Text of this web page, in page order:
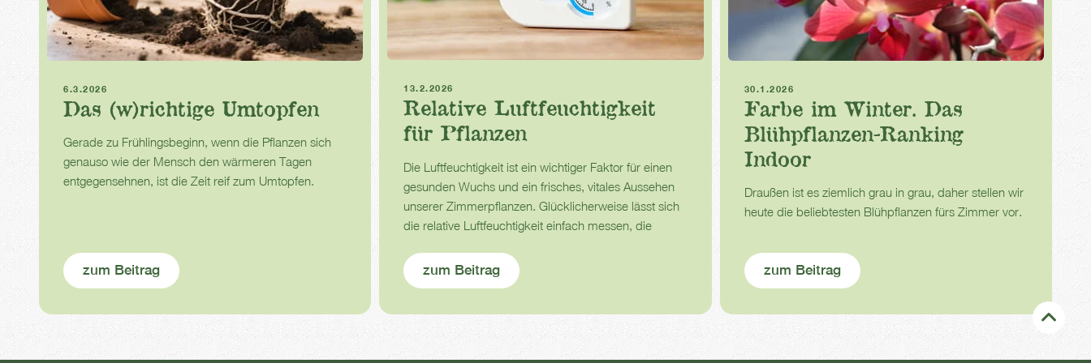
6.3.2026
Das (w)richtige Umtopfen
Gerade zu Frühlingsbeginn, wenn die Pflanzen sich
genauso wie der Mensch den wärmeren Tagen
entgegensehnen, ist die Zeit reif zum Umtopfen.
zum Beitrag
13.2.2026
Relative Luftfeuchtigkeit
für Pflanzen
Die Luftfeuchtigkeit ist ein wichtiger Faktor für einen
gesunden Wuchs und ein frisches, vitales Aussehen
unserer Zimmerpflanzen. Glücklicherweise lässt sich
die relative Luftfeuchtigkeit einfach messen, die
ist jedoch schon etwas schwieriger.
zum Beitrag
30.1.2026
Farbe im Winter. Das
Blühpflanzen-Ranking
Indoor
Draußen ist es ziemlich grau in grau, daher stellen wir
heute die beliebtesten Blühpflanzen fürs Zimmer vor.
zum Beitrag